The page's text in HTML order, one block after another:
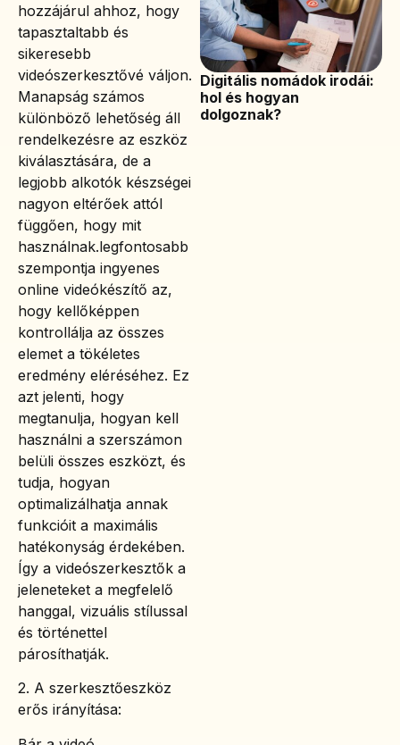
hozzájárul ahhoz, hogy
tapasztaltabb és
sikeresebb
videószerkesztővé váljon.
Manapság számos
különböző lehetőség áll
rendelkezésre az eszköz
kiválasztására, de a
legjobb alkotók készségei
nagyon eltérőek attól
függően, hogy mit
használnak.legfontosabb
szempontja ingyenes
online videókészítő az,
hogy kellőképpen
kontrollálja az összes
elemet a tökéletes
eredmény eléréséhez. Ez
azt jelenti, hogy
megtanulja, hogyan kell
használni a szerszámon
belüli összes eszközt, és
tudja, hogyan
optimalizálhatja annak
funkcióit a maximális
hatékonyság érdekében.
Így a videószerkesztők a
jeleneteket a megfelelő
hanggal, vizuális stílussal
és történettel
párosíthatják.
2. A szerkesztőeszköz
erős irányítása:
Digitális nomádok irodái:
hol és hogyan
dolgoznak?